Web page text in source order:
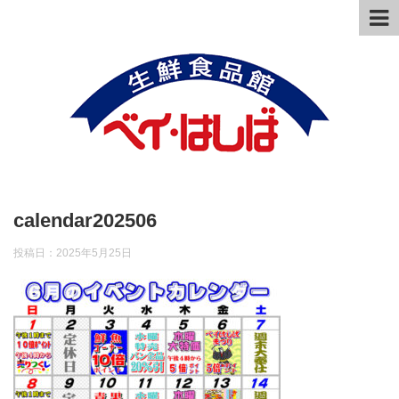
calendar202506
投稿日： 2025年5月25日